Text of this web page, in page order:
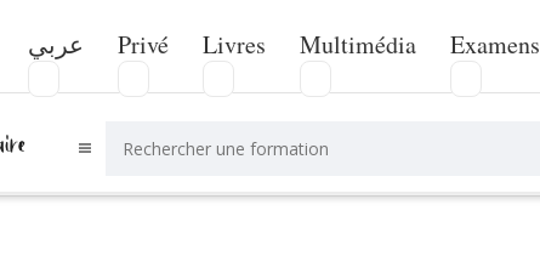
عربي Privé Livres Multimédia Examens